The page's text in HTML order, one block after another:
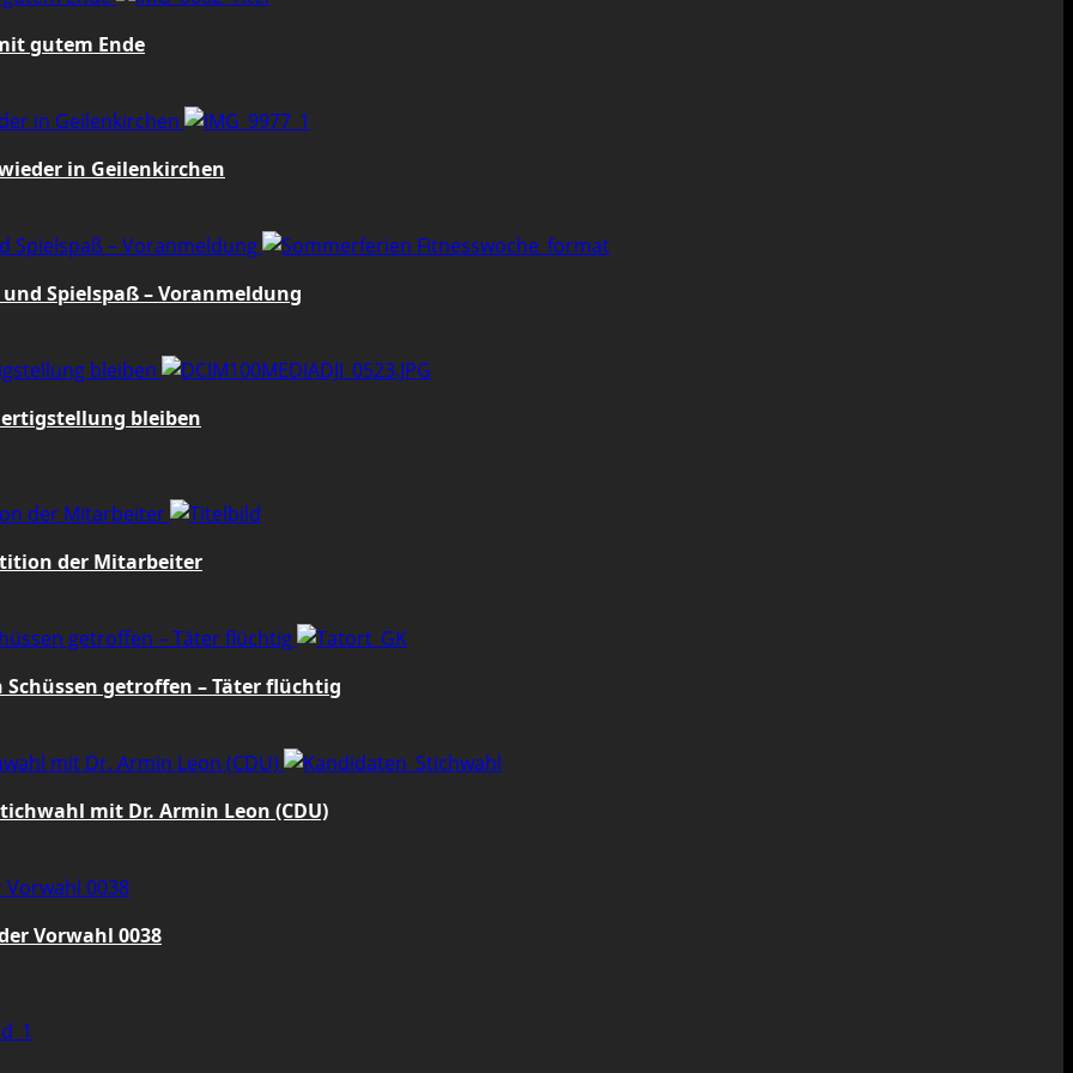
gutem Ende
in Geilenkirchen
in Geilenkirchen
Spielspaß – Voranmeldung
Spielspaß – Voranmeldung
bleiben
bleiben
der Mitarbeiter
der Mitarbeiter
getroffen – Täter flüchtig
getroffen – Täter flüchtig
mit Dr. Armin Leon (CDU)
mit Dr. Armin Leon (CDU)
0038
Vorwahl 0038